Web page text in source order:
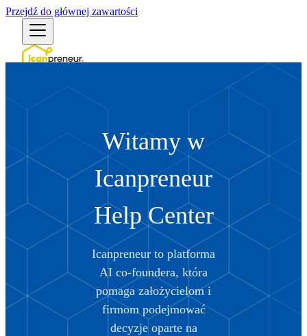
Przejdź do głównej zawartości
English (UK)
Čeština
Dansk
Deutsch (Deutschland)
Deutsch (Schweiz)
Ελληνικά
Español (España)
Español (México)
Filipino
Français (France)
Français (Canada)
Magyar
Witamy w
Icanpreneur
Help Center
Icanpreneur to platforma
AI co-foundera, która
pomaga założycielom i
firmom podejmować
decyzje oparte na